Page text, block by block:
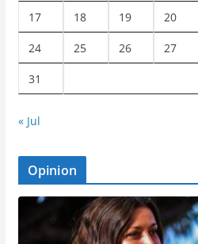
17 18 19 20
24 25 26 27
31
« Jul
Opinion